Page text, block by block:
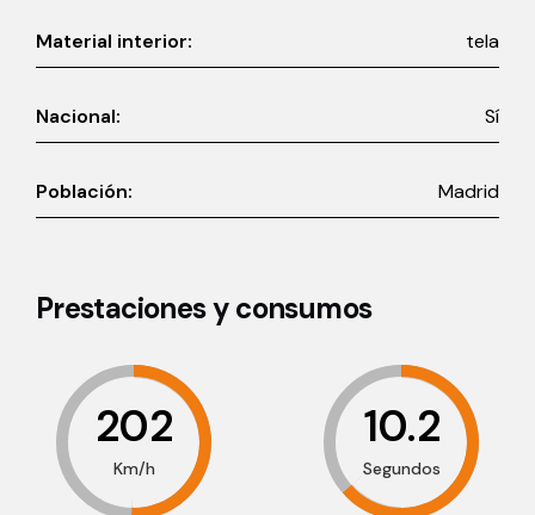
Material interior: tela
Nacional: Sí
Población: Madrid
Prestaciones y consumos
202
Km/h
10.2
Segundos